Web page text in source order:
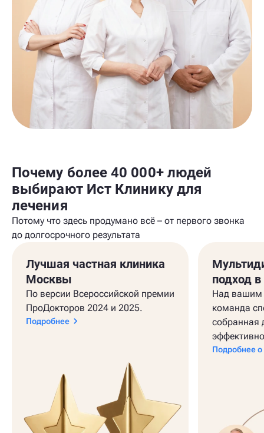
Почему более 40 000+ людей
выбирают Ист Клинику для
лечения
Потому что здесь продумано всё – от первого звонка
до долгосрочного результата
Лучшая частная клиника
Москвы
По версии Всероссийской премии
ПроДокторов 2024 и 2025.
Подробнее
подход
Над вашим
команда
собранная
Подробнее о